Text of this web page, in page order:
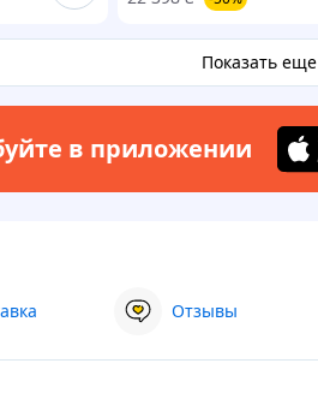
Показать еще
в приложении
Отзывы